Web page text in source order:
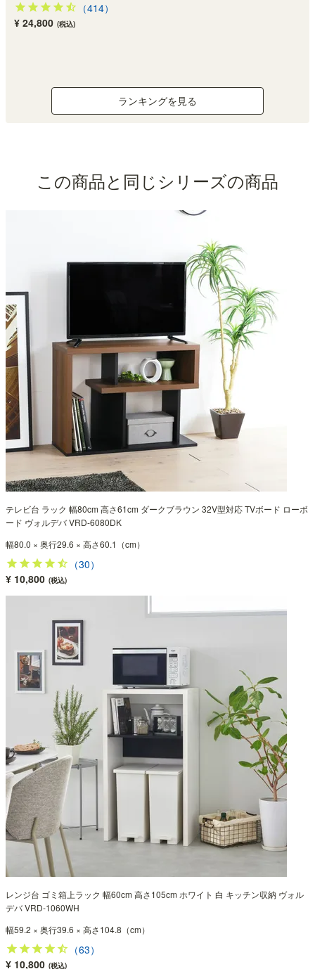
（414）
¥ 24,800 (税込)
ランキングを見る
この商品と同じシリーズの商品
テレビ台 ラック 幅80cm 高さ61cm ダークブラウン 32V型対応 TVボード ローボ
ード ヴォルデバ VRD-6080DK
幅80.0 × 奥行29.6 × 高さ60.1（cm）
（30）
¥ 10,800 (税込)
レンジ台 ゴミ箱上ラック 幅60cm 高さ105cm ホワイト 白 キッチン収納 ヴォル
デバ VRD-1060WH
幅59.2 × 奥行39.6 × 高さ104.8（cm）
（63）
¥ 10,800 (税込)